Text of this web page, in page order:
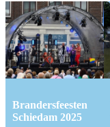
Brandersfeesten
Schiedam 2025